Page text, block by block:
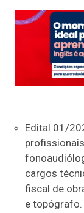
Edital 01/
cargos
fiscal de
e topógrafo.